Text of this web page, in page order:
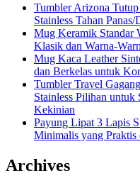
Tumbler Arizona
Stainless Tahan
Mug Keramik Standar
Klasik dan Warna-
Mug Kaca Leather
dan Berkelas untuk
Tumbler Travel
Stainless Pilihan
Kekinian
Payung Lipat 3 Lapis
Minimalis yang Praktis
Archives